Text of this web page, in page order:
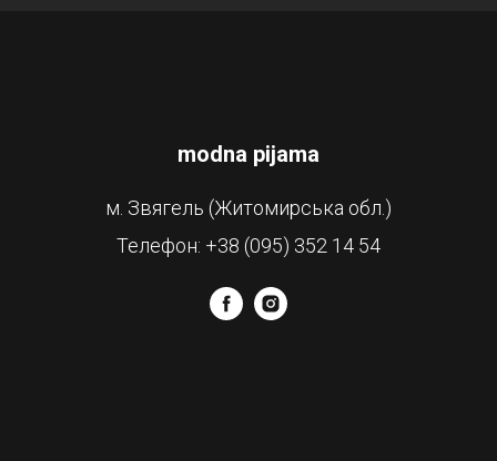
modna pijama
м. Звягель (Житомирська обл.)
Телефон: +38 (095) 352 14 54